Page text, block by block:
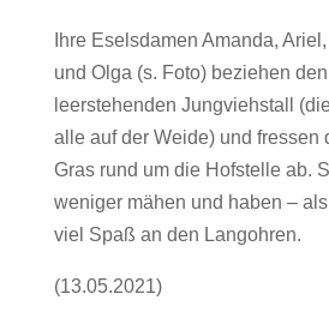
Ihre Eselsdamen Amanda,
und Olga (s. Foto) beziehen
leerstehenden Jungviehstall
alle auf der Weide) und fressen
Gras rund um die Hofstelle ab.
weniger mähen und haben –
viel Spaß an den Langohren.
(13.05.2021)